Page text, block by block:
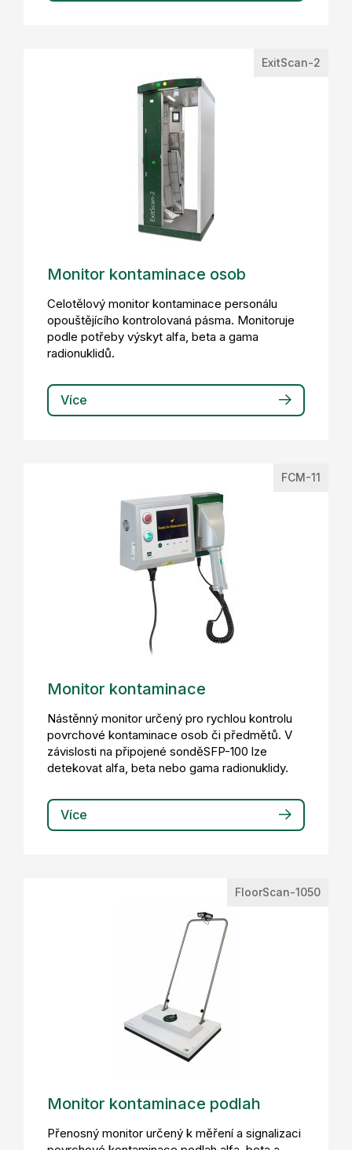
ExitScan-2
Monitor kontaminace osob
Celotělový monitor kontaminace personálu
opouštějícího kontrolovaná pásma. Monitoruje
podle potřeby výskyt alfa, beta a gama
radionuklidů.
Více
FCM-11
Monitor kontaminace
Nástěnný monitor určený pro rychlou kontrolu
povrchové kontaminace osob či předmětů. V
závislosti na připojené sonděSFP-100 lze
detekovat alfa, beta nebo gama radionuklidy.
Více
FloorScan-1050
Monitor kontaminace podlah
Přenosný monitor určený k měření a signalizaci